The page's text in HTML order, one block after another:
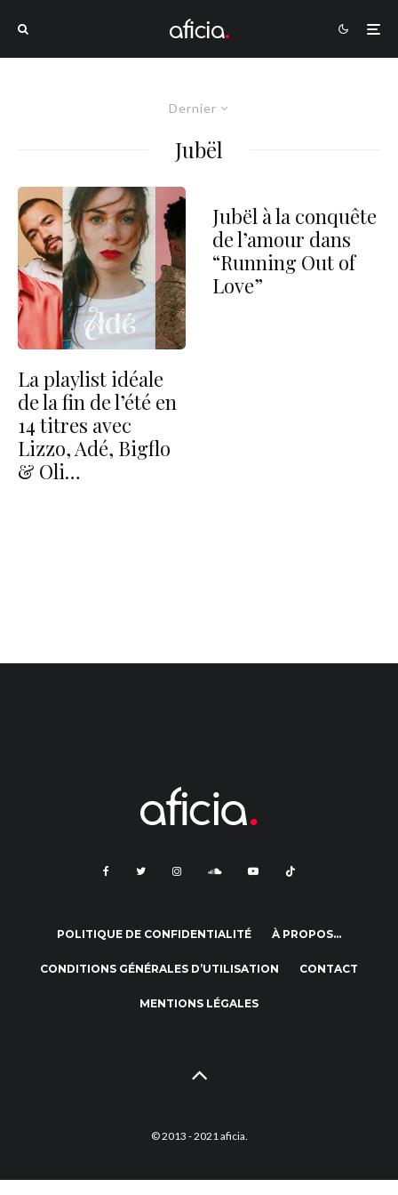
Dernier
Jubël
La playlist idéale
de la fin de l’été en
14 titres avec
Lizzo, Adé, Bigflo
& Oli…
Jubël à la conquête
de l’amour dans
“Running Out of
Love”
POLITIQUE DE CONFIDENTIALITÉ À PROPOS…
CONDITIONS GÉNÉRALES D’UTILISATION CONTACT
MENTIONS LÉGALES
© 2013 - 2021 aficia.